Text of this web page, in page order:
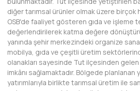
EDİRNE
ELAZIĞ
ERZİNCAN
ERZURUM
diğer tarımsal ürünler olmak üzere birçok
OSB'de faaliyet gösteren gıda ve işleme
değerlendirilerek katma değere
yanında şehir merkezindeki organize
mobilya, gıda ve çeşitli üretim
olanakları sayesinde Tut ilçesinden gelen
imkânı sağlamaktadır. Bölgede planlanan
yatırımlarıyla birlikte tarımsal üretim ile